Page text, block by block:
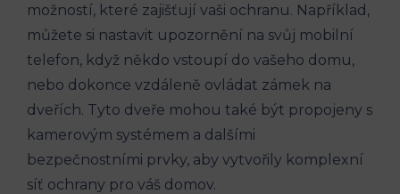
možností, které zajišťují vaši ochranu. Například,
můžete si nastavit upozornění na svůj mobilní
telefon, když někdo vstoupí do vašeho domu,
nebo dokonce vzdáleně ovládat zámek na
dveřích. Tyto dveře mohou také být propojeny s
kamerovým systémem a dalšími
bezpečnostními prvky, aby vytvořily komplexní
síť ochrany pro váš domov.